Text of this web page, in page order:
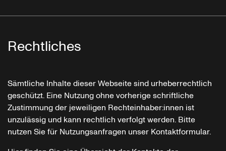
Rechtliches
Sämtliche Inhalte dieser Webseite sind urheberrechtlich
geschützt. Eine Nutzung ohne vorherige schriftliche
Zustimmung der jeweiligen Rechteinhaber:innen ist
unzulässig und kann rechtlich verfolgt werden. Bitte
nutzen Sie für Nutzungsanfragen unser Kontaktformular.